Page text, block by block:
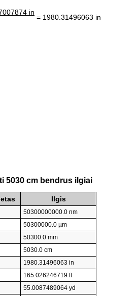
in
= 1980.31496063 in
5030 cm bendrus ilgiai
Ilgis
50300000000.0 nm
50300000.0 µm
50300.0 mm
5030.0 cm
1980.31496063 in
165.026246719 ft
55.0087489064 yd